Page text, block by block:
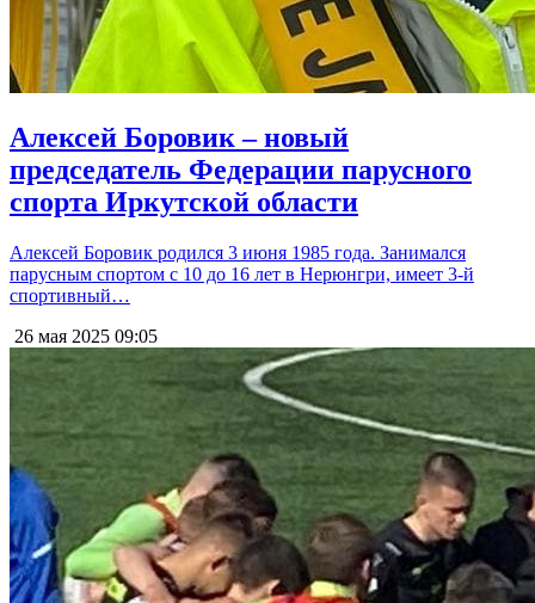
Алексей Боровик – новый
председатель Федерации парусного
спорта Иркутской области
Алексей Боровик родился 3 июня 1985 года. Занимался
парусным спортом с 10 до 16 лет в Нерюнгри, имеет 3-й
спортивный…
26 мая 2025 09:05